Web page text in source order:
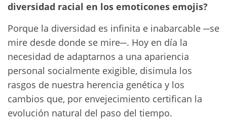
diversidad racial en los emoticones emojis?
Porque la diversidad es infinita e inabarcable ─se
mire desde donde se mire─. Hoy en día la
necesidad de adaptarnos a una apariencia
personal socialmente exigible, disimula los
rasgos de nuestra herencia genética y los
cambios que, por envejecimiento certifican la
evolución natural del paso del tiempo.